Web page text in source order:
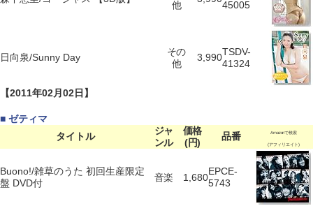
他
45005
日向泉/Sunny Day
その
他
3,990TSDV-
41324
【2011年02月02日】
■ ゼティマ
タイトル
ジャ
ンル
価格
(円)
品番 Amazonで検索
(アフィリエイト)
Buono!/雑草のうた 初回生産限定
盤 DVD付
音楽 1,680
EPCE-
5743